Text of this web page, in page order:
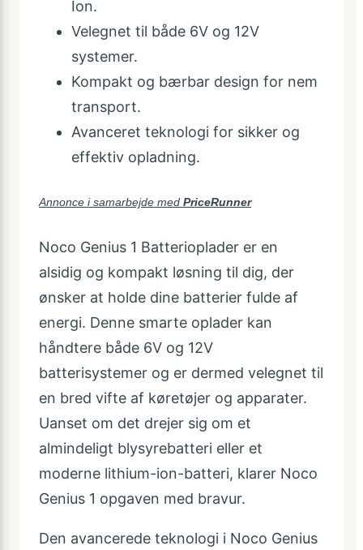
Ion.
Velegnet til både 6V og 12V
systemer.
Kompakt og bærbar design for nem
transport.
Avanceret teknologi for sikker og
effektiv opladning.
Annonce i samarbejde med PriceRunner
Noco Genius 1 Batterioplader er en
alsidig og kompakt løsning til dig, der
ønsker at holde dine batterier fulde af
energi. Denne smarte oplader kan
håndtere både 6V og 12V
batterisystemer og er dermed velegnet til
en bred vifte af køretøjer og apparater.
Uanset om det drejer sig om et
almindeligt blysyrebatteri eller et
moderne lithium-ion-batteri, klarer Noco
Genius 1 opgaven med bravur.
Den avancerede teknologi i Noco Genius